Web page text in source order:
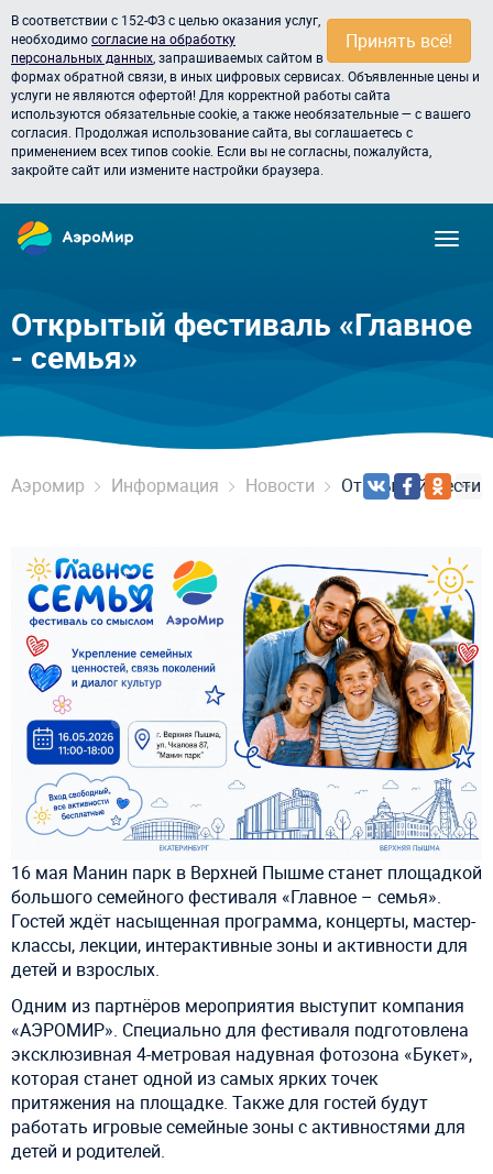
Принять всё!
В соответствии с 152-ФЗ с целью оказания услуг,
необходимосогласие на обработку
персональных данных , запрашиваемых сайтом в
формах обратной связи, в иных цифровых сервисах. Объявленные цены и
услуги не являются офертой! Для корректной работы сайта
используются обязательные cookie, а также необязательные — с вашего
согласия. Продолжая использование сайта, вы соглашаетесь с
применением всех типов cookie. Если вы не согласны, пожалуйста,
закройте сайт или измените настройки браузера.
Открытый фестиваль «Главное
- семья»
Аэромир Информация Новости Открытый
16 мая Манин парк в Верхней Пышме станет площадкой
большого семейного фестиваля «Главное – семья».
Гостей ждёт насыщенная программа, концерты, мастер-
классы, лекции, интерактивные зоны и активности для
детей и взрослых.
Одним из партнёров мероприятия выступит компания
«АЭРОМИР». Специально для фестиваля подготовлена
эксклюзивная 4-метровая надувная фотозона «Букет»,
которая станет одной из самых ярких точек
притяжения на площадке. Также для гостей будут
работать игровые семейные зоны с активностями для
детей и родителей.